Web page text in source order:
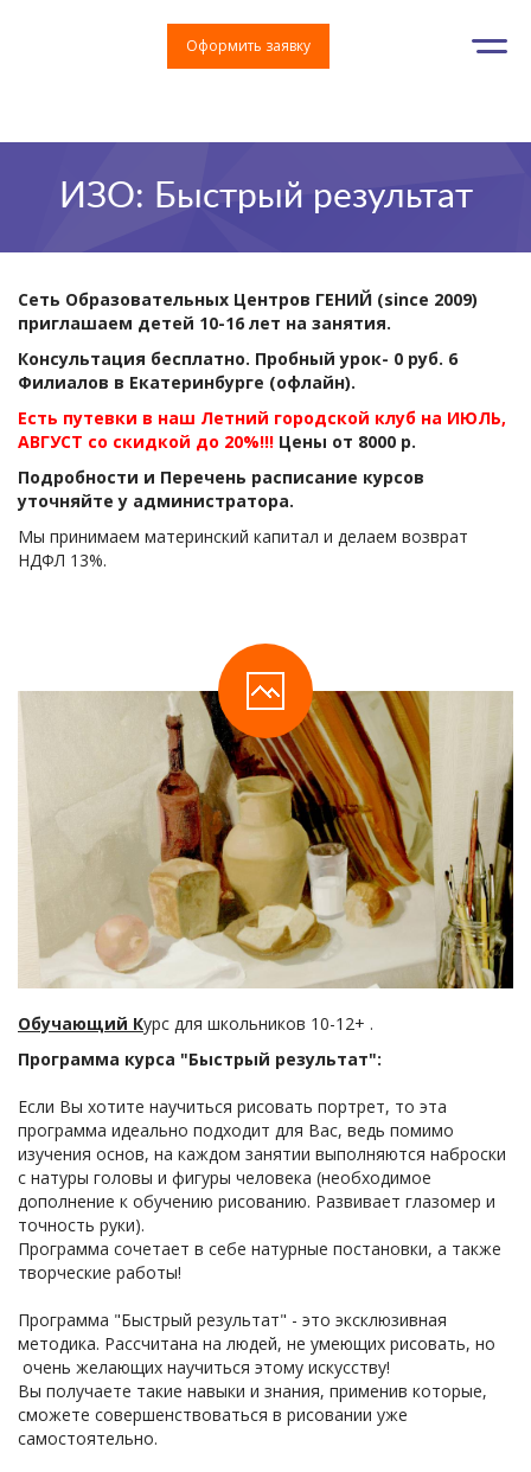
Оформить заявку
ИЗО: Быстрый результат
Сеть Образовательных Центров ГЕНИЙ (since 2009)
приглашаем детей 10-16 лет на занятия.
Консультация бесплатно. Пробный урок- 0 руб. 6
Филиалов в Екатеринбурге (офлайн).
Есть путевки в наш Летний городской клуб на ИЮЛЬ,
АВГУСТ со скидкой до 20%!!! Цены от 8000 р.
Подробности и Перечень расписание курсов
уточняйте у администратора.
Мы принимаем материнский капитал и делаем возврат
НДФЛ 13%.
Обучающий Курс для школьников 10-12+ .
Программа курса "Быстрый результат":
Если Вы хотите научиться рисовать портрет, то эта
программа идеально подходит для Вас, ведь помимо
изучения основ, на каждом занятии выполняются наброски
с натуры головы и фигуры человека (необходимое
дополнение к обучению рисованию. Развивает глазомер и
точность руки).
Программа сочетает в себе натурные постановки, а также
творческие работы!
Программа "Быстрый результат" - это эксклюзивная
методика. Рассчитана на людей, не умеющих рисовать, но
очень желающих научиться этому искусству!
Вы получаете такие навыки и знания, применив которые,
сможете совершенствоваться в рисовании уже
самостоятельно.